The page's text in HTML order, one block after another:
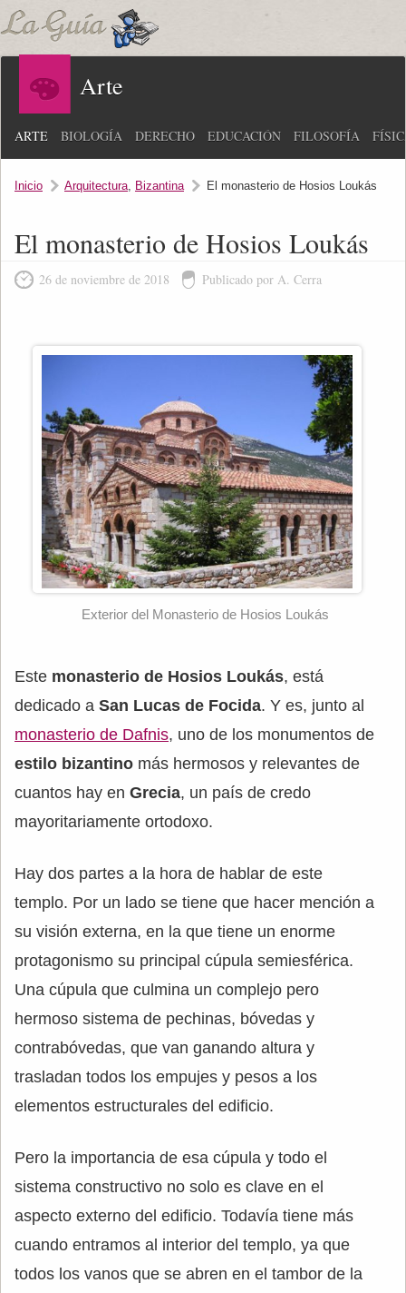
Arte
ARTE BIOLOGÍA DERECHO EDUCACIÓN FILOSOFÍA
Inicio Arquitectura, Bizantina El monasterio de Hosios Loukás
El monasterio de Hosios Loukás
26 de noviembre de 2018 Publicado por A. Cerra
Exterior del Monasterio de Hosios Loukás
Este monasterio de Hosios Loukás, está
dedicado a San Lucas de Focida. Y es, junto al
monasterio de Dafnis, uno de los monumentos de
estilo bizantino más hermosos y relevantes de
cuantos hay en Grecia, un país de credo
mayoritariamente ortodoxo.
Hay dos partes a la hora de hablar de este
templo. Por un lado se tiene que hacer mención a
su visión externa, en la que tiene un enorme
protagonismo su principal cúpula semiesférica.
Una cúpula que culmina un complejo pero
hermoso sistema de pechinas, bóvedas y
contrabóvedas, que van ganando altura y
trasladan todos los empujes y pesos a los
elementos estructurales del edificio.
Pero la importancia de esa cúpula y todo el
sistema constructivo no solo es clave en el
aspecto externo del edificio. Todavía tiene más
cuando entramos al interior del templo, ya que
todos los vanos que se abren en el tambor de la